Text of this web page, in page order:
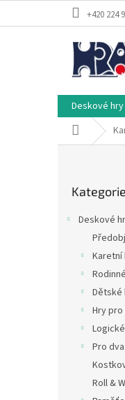
+420 224
Deskové hry
Domů
kategorie
Kategorie
Deskové
Karetní
Dětské
Hry
Pro
Roll &